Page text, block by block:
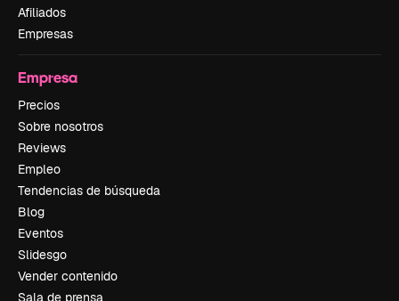
Afiliados
Empresas
Empresa
Precios
Sobre nosotros
Reviews
Empleo
Tendencias de búsqueda
Blog
Eventos
Slidesgo
Vender contenido
Sala de prensa